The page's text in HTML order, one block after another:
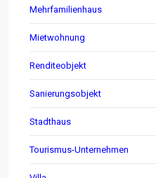
Mehrfamilienhaus
Mietwohnung
Renditeobjekt
Sanierungsobjekt
Stadthaus
Tourismus-Unternehmen